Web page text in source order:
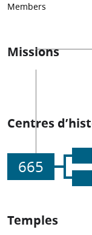
Members
Missions
Centres
665
Temples